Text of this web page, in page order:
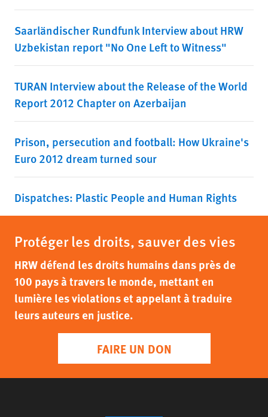
Saarländischer Rundfunk Interview about HRW
Uzbekistan report "No One Left to Witness"
TURAN Interview about the Release of the World
Report 2012 Chapter on Azerbaijan
Prison, persecution and football: How Ukraine's
Euro 2012 dream turned sour
Dispatches: Plastic People and Human Rights
Protéger les droits, sauver des vies
HRW défend les droits humains dans près de
100 pays à travers le monde, mettant en
lumière les violations et appelant à traduire
leurs auteurs en justice.
FAIRE UN DON